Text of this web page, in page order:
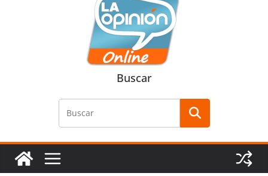
Buscar